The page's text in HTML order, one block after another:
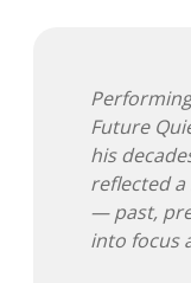
Future
his
reflected
— past,
into focus